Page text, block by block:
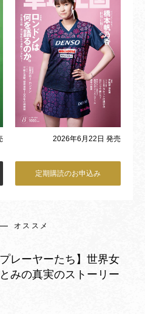
2026年6月22日 発売
定期購読のお申込み
オススメ
プレーヤーたち】世界女
みの真実のストーリー